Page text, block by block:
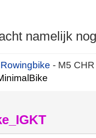
namelijk
- M5